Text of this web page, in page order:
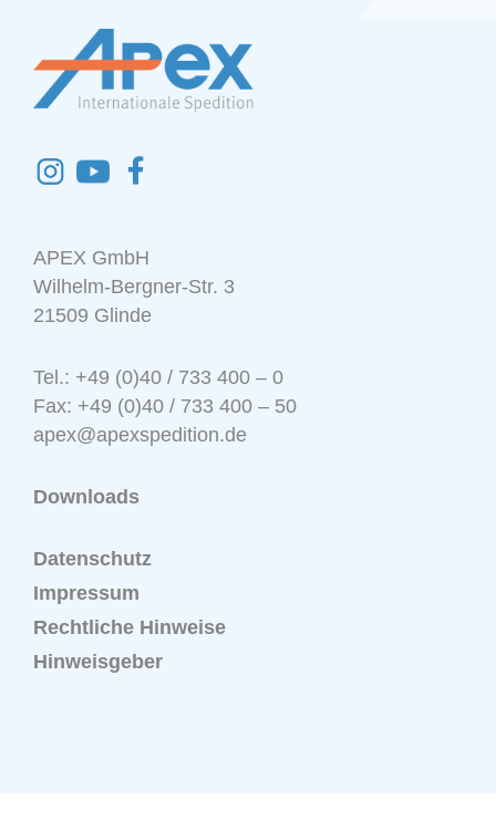
APEX GmbH
Wilhelm-Bergner-Str. 3
21509 Glinde
Tel.: +49 (0)40 / 733 400 – 0
Fax: +49 (0)40 / 733 400 – 50
apex@apexspedition.de
Downloads
Datenschutz
Impressum
Rechtliche Hinweise
Hinweisgeber